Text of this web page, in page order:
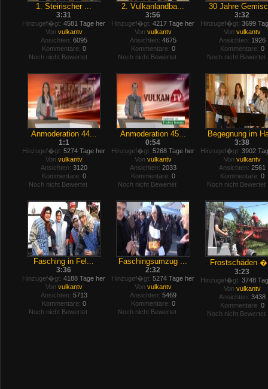
1. Steirischer ...
3:31
Hinzugef�gt: 4581 Tage her
Von vulkantv
Ansichten: 6095
Kommentare: 0
Noch nicht Bewertet
2. Vulkanlandba...
3:56
Hinzugef�gt: 4217 Tage her
Von vulkantv
Ansichten: 4675
Kommentare: 0
Noch nicht Bewertet
30 Jahre
3:32
Hinzugef�gt: 3699
Von vulkantv
Ansichten: 1926
Kommentare: 0
Noch nicht Bewertet
Anmoderation 44...
1:1
Hinzugef�gt: 5274 Tage her
Von vulkantv
Ansichten: 3120
Kommentare: 0
Noch nicht Bewertet
Anmoderation 45...
0:54
Hinzugef�gt: 5268 Tage her
Von vulkantv
Ansichten: 2033
Kommentare: 0
Noch nicht Bewertet
Begegnung im
3:38
Hinzugef�gt: 3902
Von vulkantv
Ansichten: 2561
Kommentare: 0
Noch nicht Bewertet
Fasching in Fel...
3:36
Hinzugef�gt: 4188 Tage her
Von vulkantv
Ansichten: 5713
Kommentare: 0
Noch nicht Bewertet
Faschingsumzug ...
2:32
Hinzugef�gt: 5274 Tage her
Von vulkantv
Ansichten: 5469
Kommentare: 0
Noch nicht Bewertet
Frostschäden
3:23
Hinzugef�gt: 3748
Von vulkantv
Ansichten: 3438
Kommentare: 0
Noch nicht Bewertet